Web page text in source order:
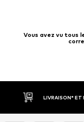
Vous avez vu tous
LIVRAISON* ET